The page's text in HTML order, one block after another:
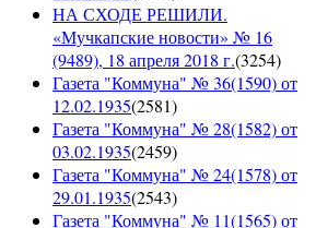
НА СХОДЕ РЕШИЛИ.
«Мучкапские новости» № 16
(9489), 18 апреля 2018 г.(3254)
Газета "Коммуна" № 36(1590) от
12.02.1935(2581)
Газета "Коммуна" № 28(1582) от
03.02.1935(2459)
Газета "Коммуна" № 24(1578) от
29.01.1935(2543)
Газета "Коммуна" № 11(1565) от